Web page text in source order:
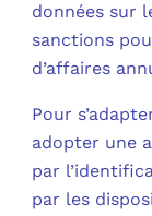
données sur
sanctions
d’affaires
Pour
adopter une
par
par les